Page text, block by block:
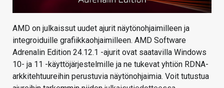
AMD on julkaissut uudet ajurit näytönohjaimilleen ja
integroiduille grafiikkaohjaimilleen. AMD Software
Adrenalin Edition 24.12.1 -ajurit ovat saatavilla Windows
10- ja 11 -käyttöjärjestelmille ja ne tukevat yhtiön RDNA-
arkkitehtuureihin perustuvia näytönohjaimia. Voit tutustua